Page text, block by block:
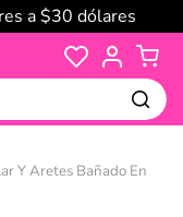
a $30 dólares
Y Aretes Bañado En